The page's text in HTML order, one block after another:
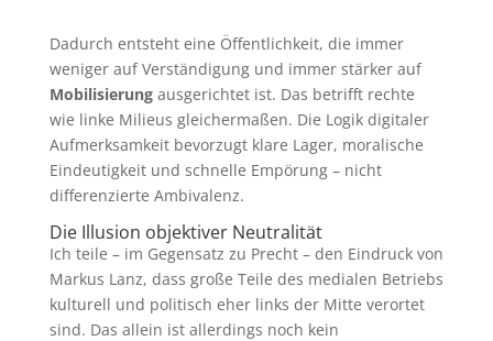
Dadurch entsteht eine Öffentlichkeit, die immer
weniger auf Verständigung und immer stärker auf
Mobilisierungausgerichtet ist. Das betrifft rechte
wie linke Milieus gleichermaßen. Die Logik digitaler
Aufmerksamkeit bevorzugt klare Lager, moralische
Eindeutigkeit und schnelle Empörung – nicht
differenzierte Ambivalenz.
Die Illusion objektiver Neutralität
Ich teile – im Gegensatz zu Precht – den Eindruck von
Markus Lanz, dass große Teile des medialen Betriebs
kulturell und politisch eher links der Mitte verortet
sind. Das allein ist allerdings noch kein